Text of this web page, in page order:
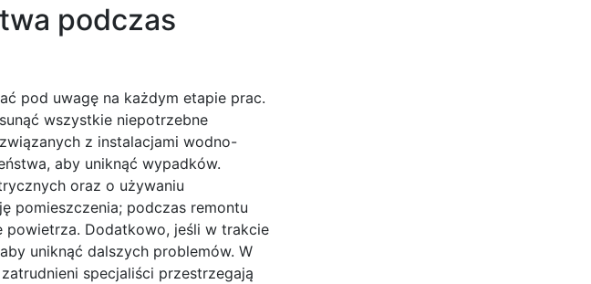
podczas
pod uwagę na każdym etapie prac.
wszystkie niepotrzebne
z instalacjami wodno-
aby uniknąć wypadków.
oraz o używaniu
pomieszczenia; podczas remontu
Dodatkowo, jeśli w trakcie
uniknąć dalszych problemów. W
specjaliści przestrzegają